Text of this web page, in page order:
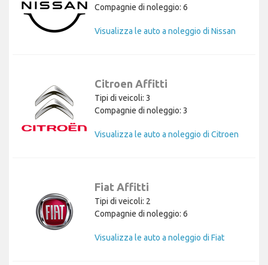
Compagnie di noleggio: 6
Visualizza le auto a noleggio di Nissan
Citroen Affitti
Tipi di veicoli: 3
Compagnie di noleggio: 3
Visualizza le auto a noleggio di Citroen
Fiat Affitti
Tipi di veicoli: 2
Compagnie di noleggio: 6
Visualizza le auto a noleggio di Fiat